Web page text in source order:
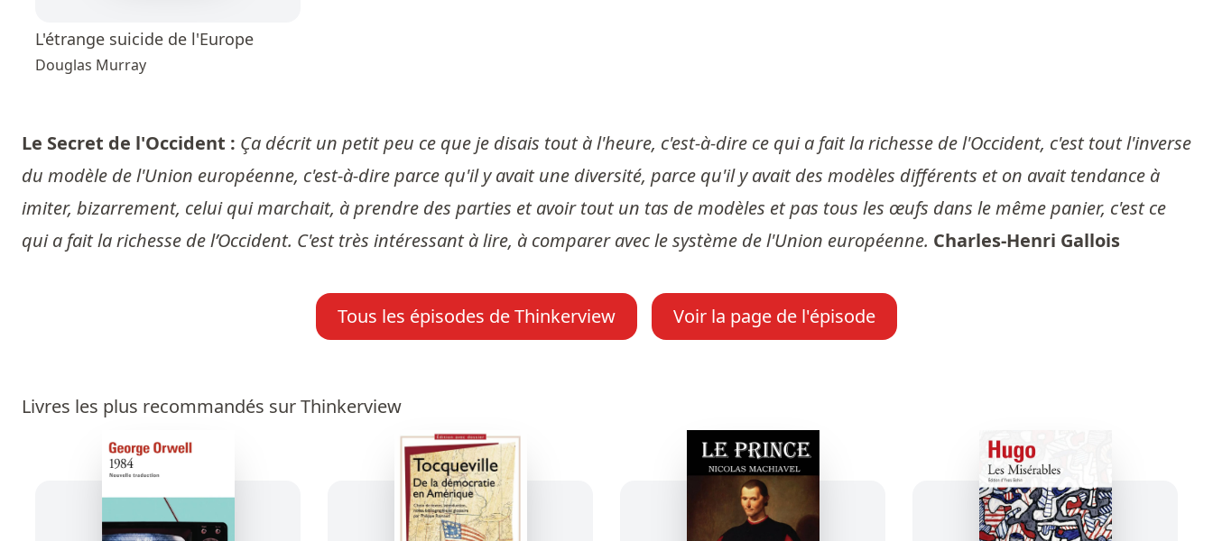
L'étrange suicide de l'Europe
Douglas Murray
Le Secret de l'Occident : Ça décrit un petit peu ce que je disais tout à l'heure, c'est-à-dire ce qui a fait la richesse de l'Occident, c'est tout l'inverse
du modèle de l'Union européenne, c'est-à-dire parce qu'il y avait une diversité, parce qu'il y avait des modèles différents et on avait tendance à
imiter, bizarrement, celui qui marchait, à prendre des parties et avoir tout un tas de modèles et pas tous les œufs dans le même panier, c'est ce
qui a fait la richesse de l’Occident. C'est très intéressant à lire, à comparer avec le système de l'Union européenne. Charles-Henri Gallois
Tous les épisodes de Thinkerview Voir la page de l'épisode
Livres les plus recommandés sur Thinkerview